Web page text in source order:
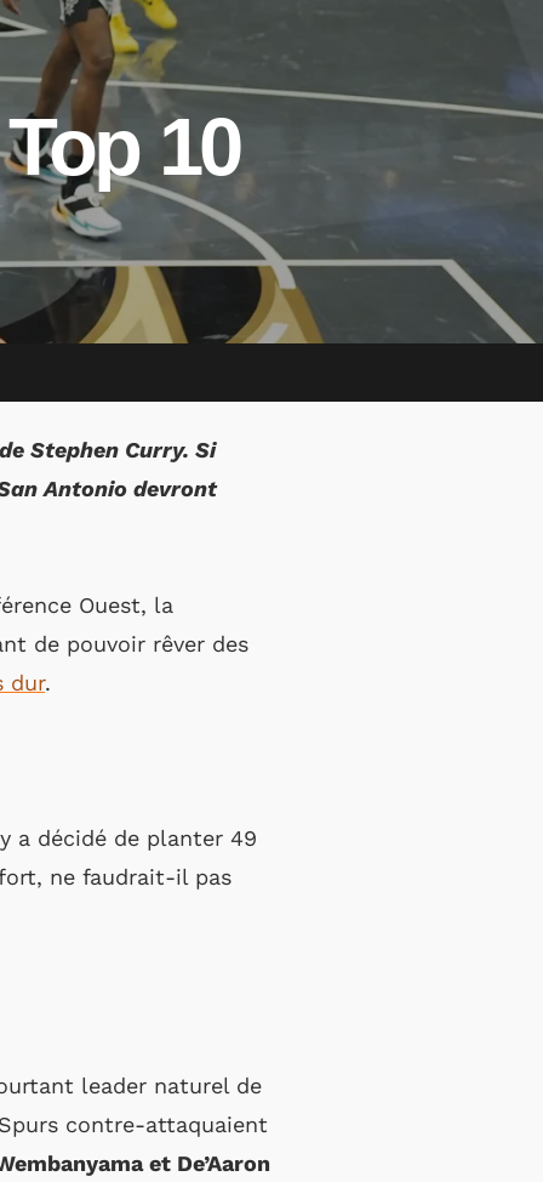
10
Stephen Curry. Si
Antonio devront
Ouest, la
de pouvoir rêver des
dur.
a décidé de planter 49
ne faudrait-il pas
leader naturel de
contre-attaquaient
et De’Aaron